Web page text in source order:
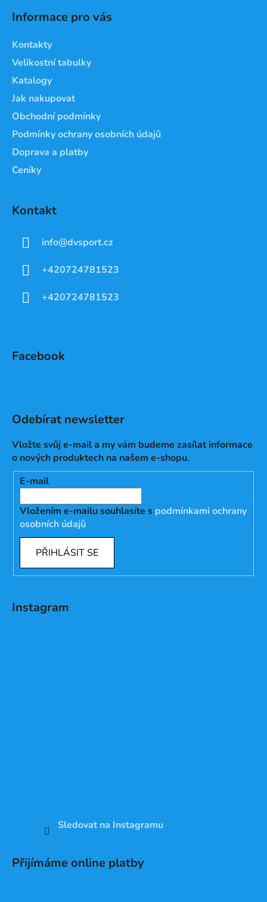
Informace pro vás
Kontakty
Velikostní tabulky
Katalogy
Jak nakupovat
Obchodní podmínky
Podmínky ochrany osobních údajů
Doprava a platby
Ceníky
Kontakt
info@dvsport.cz
+420724781523
+420724781523
Facebook
Odebírat newsletter
Vložte svůj e-mail a my vám budeme zasílat informace
o nových produktech na našem e-shopu.
E-mail
Vložením e-mailu souhlasíte s podmínkami ochrany
osobních údajů
PŘIHLÁSIT SE
Instagram
Sledovat na Instagramu
Přijímáme online platby